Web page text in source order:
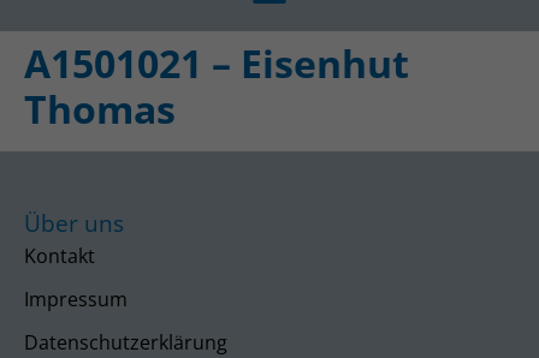
A1501021 – Eisenhut
Thomas
Über uns
Kontakt
Impressum
Datenschutzerklärung